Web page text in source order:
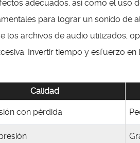
adecuados, así como el uso
para lograr un sonido de
los archivos de audio utilizados,
Invertir tiempo y esfuerzo en
Calidad
con pérdida